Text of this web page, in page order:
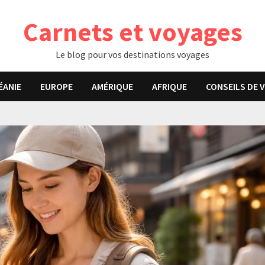
Carnets et voyages
Le blog pour vos destinations voyages
EUROPE AMÉRIQUE AFRIQUE CONSEILS DE